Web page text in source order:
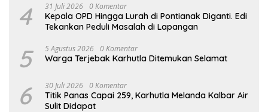
4 31 Juli 2026 0 Komentar
Kepala OPD Hingga Lurah di Pontianak Diganti. Edi
Tekankan Peduli Masalah di Lapangan
5 5 Agustus 2026 0 Komentar
Warga Terjebak Karhutla Ditemukan Selamat
6 30 Juli 2026 0 Komentar
Titik Panas Capai 259, Karhutla Melanda Kalbar Air
Sulit Didapat